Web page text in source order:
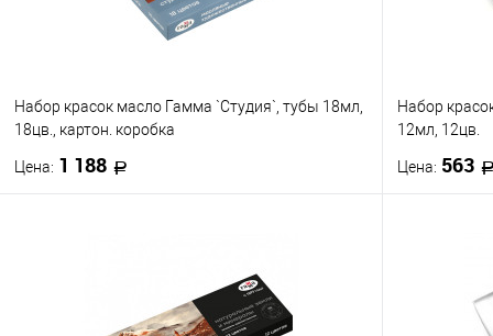
Набор красок масло Гамма `Студия`, тубы 18мл,
18цв., картон. коробка
Цена: 1 188
К сравнению
В наличии
Набор
12мл, 12цв.
Цена: 563
Купить в
В